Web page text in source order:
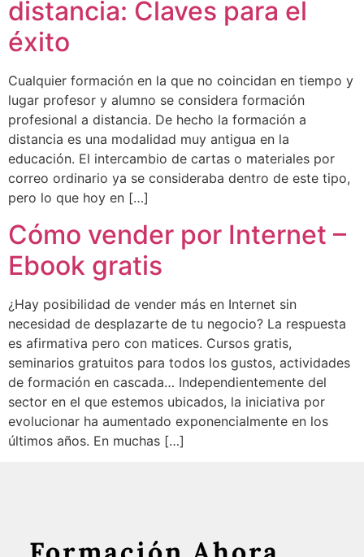
distancia: Claves para el
éxito
Cualquier formación en la que no coincidan en tiempo y
lugar profesor y alumno se considera formación
profesional a distancia. De hecho la formación a
distancia es una modalidad muy antigua en la
educación. El intercambio de cartas o materiales por
correo ordinario ya se consideraba dentro de este tipo,
pero lo que hoy en […]
Cómo vender por Internet –
Ebook gratis
¿Hay posibilidad de vender más en Internet sin
necesidad de desplazarte de tu negocio? La respuesta
es afirmativa pero con matices. Cursos gratis,
seminarios gratuitos para todos los gustos, actividades
de formación en cascada… Independientemente del
sector en el que estemos ubicados, la iniciativa por
evolucionar ha aumentado exponencialmente en los
últimos años. En muchas […]